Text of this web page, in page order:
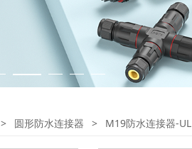
> 圆形防水连接器 > M19防水连接器-UL